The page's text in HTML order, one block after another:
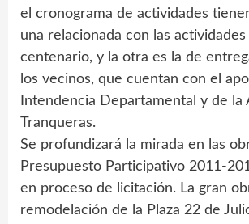
el cronograma de actividades
una relacionada con las actividades
centenario, y la otra es la de
los vecinos, que cuentan con el
Intendencia Departamental y de la
Tranqueras.
Se profundizará la mirada en las
Presupuesto Participativo 2011-
en proceso de licitación. La gran
remodelación de la Plaza 22 de